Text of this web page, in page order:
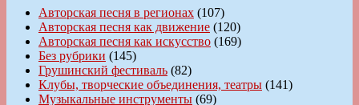
Авторская песня в регионах (107)
Авторская песня как движение (120)
Авторская песня как искусство (169)
Без рубрики (145)
Грушинский фестиваль (82)
Клубы, творческие объединения, театры (141)
Музыкальные инструменты (69)